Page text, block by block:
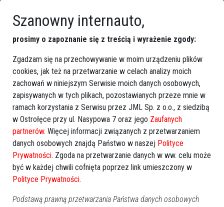
Ostrołęka
2026-01-30 21:40
Zmiany w pracy Urzędu Miasta Ostrołęki.
Kiedy urzędnicy będą mieli wolne?
Szanowny internauto,
prosimy o zapoznanie się z treścią i wyrażenie zgody:
Zgadzam się na przechowywanie w moim urządzeniu plików
cookies, jak też na przetwarzanie w celach analizy moich
zachowań w niniejszym Serwisie moich danych osobowych,
zapisywanych w tych plikach, pozostawianych przeze mnie w
ramach korzystania z Serwisu przez JML Sp. z o.o., z siedzibą
w Ostrołęce przy ul. Nasypowa 7 oraz jego Zaufanych
partnerów. Więcej informacji związanych z przetwarzaniem
danych osobowych znajdą Państwo w naszej Polityce
Prywatności. Zgoda na przetwarzanie danych w ww. celu może
być w każdej chwili cofnięta poprzez link umieszczony w
Polityce Prywatności.
Podstawą prawną przetwarzania Państwa danych osobowych